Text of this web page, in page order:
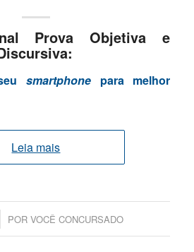
Prova Objetiva e
smartphone para melhor
Leia mais
PORVOCÊ CONCURSADO